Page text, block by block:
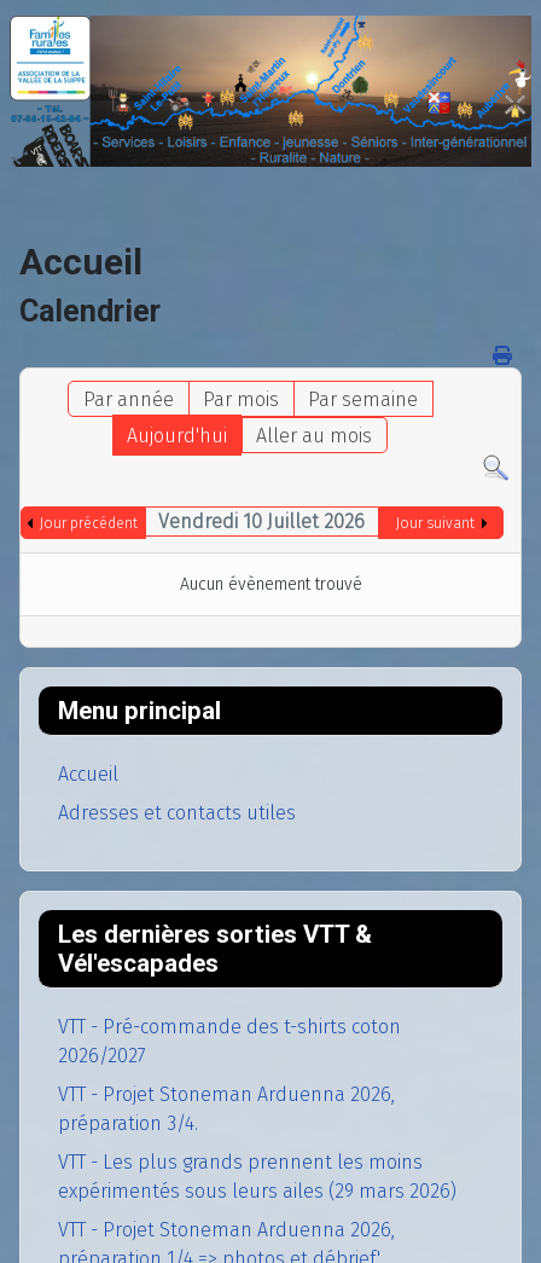
Accueil
Calendrier
Par année Par mois
Par semaine
Aujourd'hui
Aller au mois
Jour précédent Vendredi 10 Juillet 2026 Jour suivant
Aucun évènement trouvé
Menu principal
Accueil
Adresses et contacts utiles
Les dernières sorties VTT &
Vél'escapades
VTT - Pré-commande des t-shirts coton
2026/2027
VTT - Projet Stoneman Arduenna 2026,
préparation 3/4.
VTT - Les plus grands prennent les moins
expérimentés sous leurs ailes (29 mars 2026)
VTT - Projet Stoneman Arduenna 2026,